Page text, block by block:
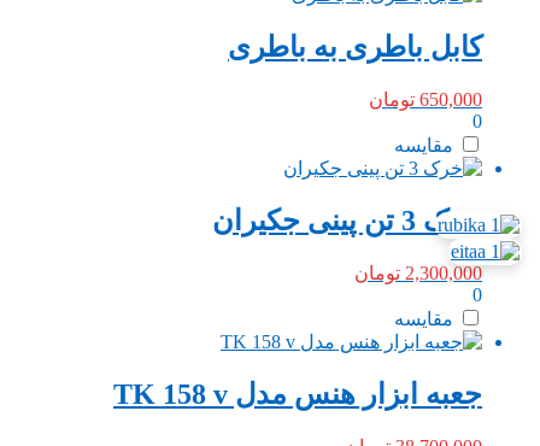
کابل باطری به باطری
650,000 تومان
0
مقایسه
خرک 3 تن پینی جکیران
2,300,000 تومان
0
مقایسه
جعبه ابزار هنس مدل TK 158 v